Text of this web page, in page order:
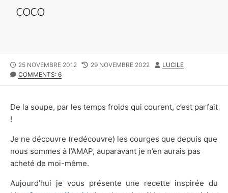
coco
PUBLISHED
DATE
25 NOVEMBRE 2012
LAST
29 NOVEMBRE 2022 AUTHOR
LUCILE
COMMENTS: 6
De la soupe, par les temps froids qui courent, c’est parfait
!
Je ne découvre (redécouvre) les courges que depuis que
nous sommes à l’AMAP, auparavant je n’en aurais pas
acheté de moi-même.
Aujourd’hui je vous présente une recette inspirée du